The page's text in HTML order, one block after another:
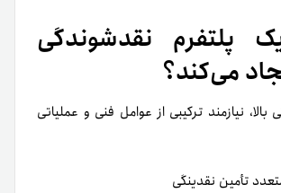
پلتفرم نقدشوندگی
می‌کند؟
نیازمند ترکیبی از عوامل فنی و عملیاتی
تأمین نقدینگی